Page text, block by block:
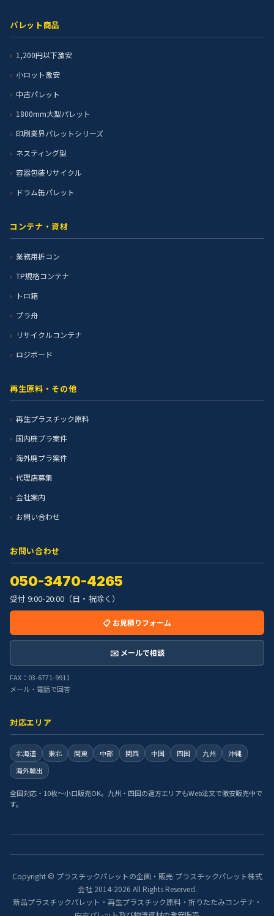
パレット商品
1,200円以下激安
小ロット激安
中古パレット
1800mm大型パレット
印刷業界パレットシリーズ
ネスティング型
容器包装リサイクル
ドラム缶パレット
コンテナ・資材
業務用折コン
TP規格コンテナ
トロ箱
プラ舟
リサイクルコンテナ
ロジボード
再生原料・その他
再生プラスチック原料
国内廃プラ案件
海外廃プラ案件
代理店募集
会社案内
お問い合わせ
お問い合わせ
050-3470-4265
受付 9:00-20:00（日・祝除く）
📋 お見積りフォーム
✉️ メールで相談
FAX：03-6771-9911
メール・電話で回答
対応エリア
北海道 東北 関東 中部 関西 中国 四国 九州
沖縄
海外輸出
全国対応・10枚〜小口販売OK。九州・四国の遠方エリアもWeb注文で激安販売中で
す。
Copyright © プラスチックパレットの企画・販売 プラスチックパレット株式
会社 2014-2026 All Rights Reserved.
新品プラスチックパレット・再生プラスチック原料・折りたたみコンテナ・